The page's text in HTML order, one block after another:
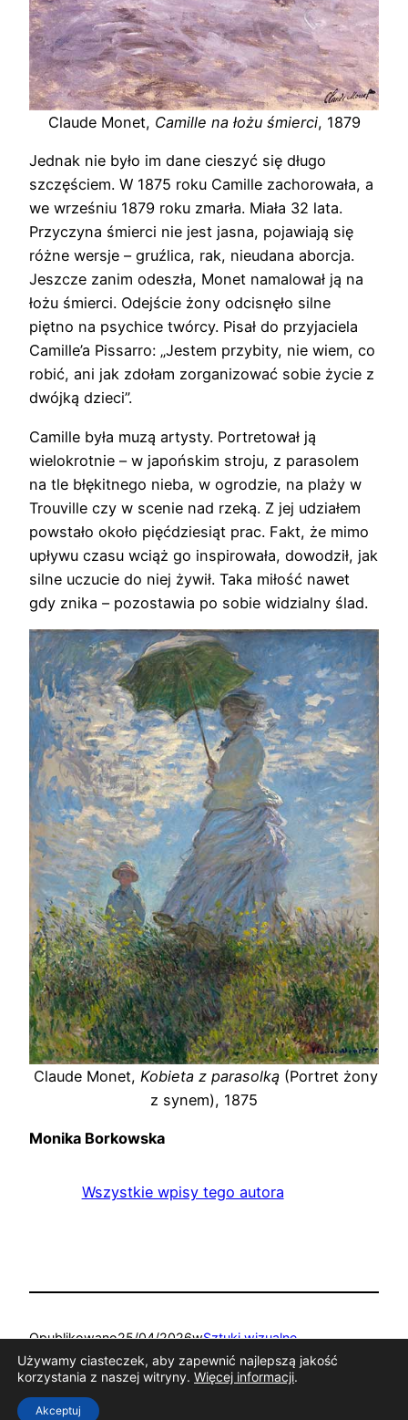
Claude Monet, Camille na łożu śmierci, 1879
Jednak nie było im dane cieszyć się długo
szczęściem. W 1875 roku Camille zachorowała, a
we wrześniu 1879 roku zmarła. Miała 32 lata.
Przyczyna śmierci nie jest jasna, pojawiają się
różne wersje – gruźlica, rak, nieudana aborcja.
Jeszcze zanim odeszła, Monet namalował ją na
łożu śmierci. Odejście żony odcisnęło silne
piętno na psychice twórcy. Pisał do przyjaciela
Camille’a Pissarro: „Jestem przybity, nie wiem, co
robić, ani jak zdołam zorganizować sobie życie z
dwójką dzieci”.
Camille była muzą artysty. Portretował ją
wielokrotnie – w japońskim stroju, z parasolem
na tle błękitnego nieba, w ogrodzie, na plaży w
Trouville czy w scenie nad rzeką. Z jej udziałem
powstało około pięćdziesiąt prac. Fakt, że mimo
upływu czasu wciąż go inspirowała, dowodził, jak
silne uczucie do niej żywił. Taka miłość nawet
gdy znika – pozostawia po sobie widzialny ślad.
Claude Monet, Kobieta z parasolką (Portret żony
z synem), 1875
Monika Borkowska
Wszystkie wpisy tego autora
Opublikowano25/04/2026wSztuki wizualne
Tagi:
Używamy ciasteczek, aby zapewnić najlepszą jakość
korzystania z naszej witryny. Więcej informacji.
Akceptuj